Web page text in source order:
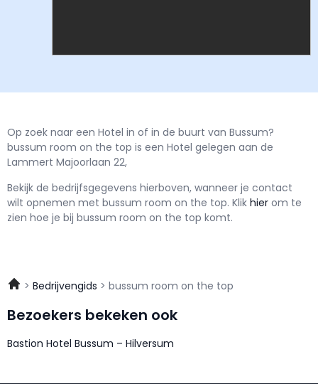
Op zoek naar een Hotel in of in de buurt van Bussum?
bussum room on the top is een Hotel gelegen aan de
Lammert Majoorlaan 22,
Bekijk de bedrijfsgegevens hierboven, wanneer je contact
wilt opnemen met bussum room on the top. Klik hier om te
zien hoe je bij bussum room on the top komt.
Bedrijvengids bussum room on the top
Bezoekers bekeken ook
Bastion Hotel Bussum – Hilversum